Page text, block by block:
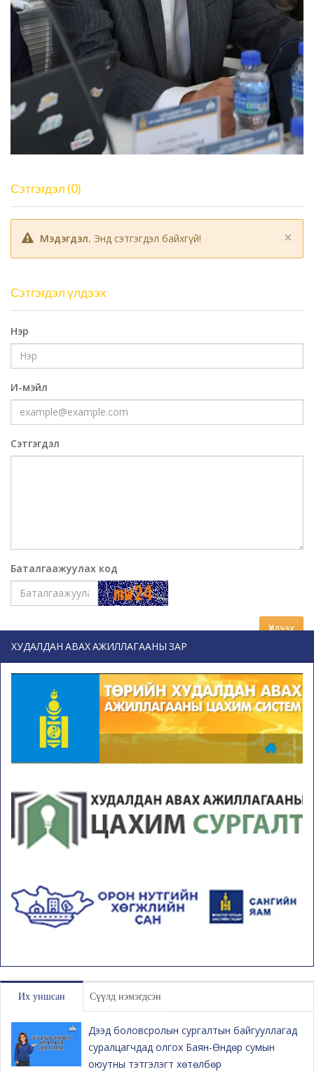
Сэтгэгдэл (0)
×
Мэдэгдэл. Энд сэтгэгдэл байхгүй!
Сэтгэгдэл үлдээх
Нэр
И-мэйл
Сэтгэгдэл
Баталгаажуулах код
Үлдээх
ХУДАЛДАН АВАХ АЖИЛЛАГААНЫ ЗАР
Их уншсан Сүүлд нэмэгдсэн
Дээд боловсролын сургалтын байгууллагад
суралцагчдад олгох Баян-Өндөр сумын
оюутны тэтгэлэгт хөтөлбөр